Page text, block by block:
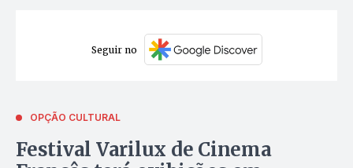
Seguir no
OPÇÃO CULTURAL
Festival Varilux de Cinema